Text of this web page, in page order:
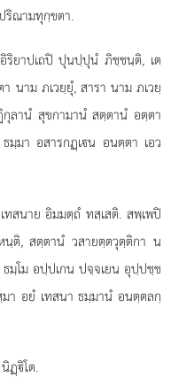
ณามทุกฺขตา.
ริยาปเถปิ ปุนปฺปุนํ ภิชฺชนฺติ, เต
นาม ภเวยฺยุํ, สารา นาม ภเวยฺ
ลานํ สุขกามานํ สตฺตานํ อตฺตา
มฺมา อสารกฏฺเน อนตฺตา เอว
สนาย อิมมตฺถํ ทสฺเสติ. สพฺเพปิ
นฺติ, สตฺตานํ วสายตฺตวุตฺติกา น
มฺโม อปฺปเกน ปจฺจเยน อุปฺปชฺช
า อยํ เทสนา ธมฺมานํ อนตฺตลกฺ
ฏฺิโต.